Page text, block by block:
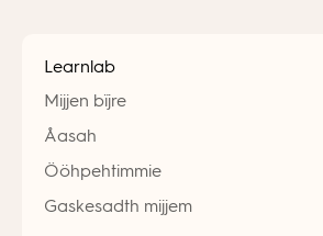
Learnlab
Mijjen bïjre
Åasah
Ööhpehtimmie
Gaskesadth mijjem